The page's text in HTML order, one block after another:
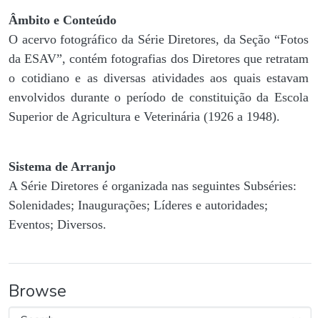
Âmbito e Conteúdo
O acervo fotográfico da Série Diretores, da Seção “Fotos
da ESAV”, contém fotografias dos Diretores que retratam
o cotidiano e as diversas atividades aos quais estavam
envolvidos durante o período de constituição da Escola
Superior de Agricultura e Veterinária (1926 a 1948).
Sistema de Arranjo
A Série Diretores é organizada nas seguintes Subséries:
Solenidades; Inaugurações; Líderes e autoridades;
Eventos; Diversos.
Browse